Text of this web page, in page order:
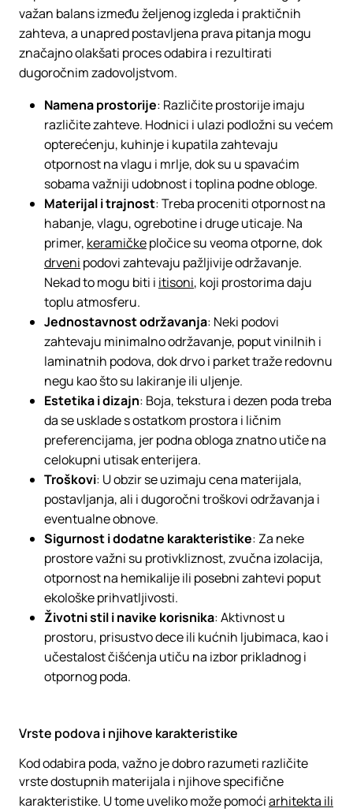
važan balans između željenog izgleda i praktičnih
zahteva, a unapred postavljena prava pitanja mogu
značajno olakšati proces odabira i rezultirati
dugoročnim zadovoljstvom.
Namena prostorije: Različite prostorije imaju
različite zahteve. Hodnici i ulazi podložni su većem
opterećenju, kuhinje i kupatila zahtevaju
otpornost na vlagu i mrlje, dok su u spavaćim
sobama važniji udobnost i toplina podne obloge.
Materijal i trajnost: Treba proceniti otpornost na
habanje, vlagu, ogrebotine i druge uticaje. Na
primer, keramičkepločice su veoma otporne, dok
drveni podovi zahtevaju pažljivije održavanje.
Nekad to mogu biti i itisoni, koji prostorima daju
toplu atmosferu.
Jednostavnost održavanja: Neki podovi
zahtevaju minimalno održavanje, poput vinilnih i
laminatnih podova, dok drvo i parket traže redovnu
negu kao što su lakiranje ili uljenje.
Estetika i dizajn: Boja, tekstura i dezen poda treba
da se usklade s ostatkom prostora i ličnim
preferencijama, jer podna obloga znatno utiče na
celokupni utisak enterijera.
Troškovi: U obzir se uzimaju cena materijala,
postavljanja, ali i dugoročni troškovi održavanja i
eventualne obnove.
Sigurnost i dodatne karakteristike: Za neke
prostore važni su protivkliznost, zvučna izolacija,
otpornost na hemikalije ili posebni zahtevi poput
ekološke prihvatljivosti.
Životni stil i navike korisnika: Aktivnost u
prostoru, prisustvo dece ili kućnih ljubimaca, kao i
učestalost čišćenja utiču na izbor prikladnog i
otpornog poda.
Vrste podova i njihove karakteristike
Kod odabira poda, važno je dobro razumeti različite
vrste dostupnih materijala i njihove specifične
karakteristike. U tome uveliko može pomoćiarhitekta ili